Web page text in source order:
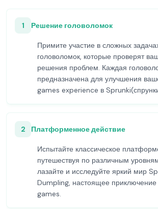
1 Решение головоломок
Примите участие в сложных
головоломок, которые проверят
решения проблем. Каждая
предназначена для улучшения
games experience в
2 Платформенное действие
Испытайте классическое
путешествуя по различным
лазайте и исследуйте яркий мир
Dumpling, настоящее приключение
games.